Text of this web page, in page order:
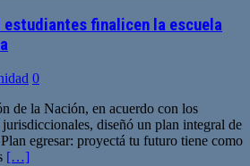
estudiantes finalicen la escuela
0
de la Nación, en acuerdo con los
diseñó un plan integral de
egresar: proyectá tu futuro tiene como
[…]